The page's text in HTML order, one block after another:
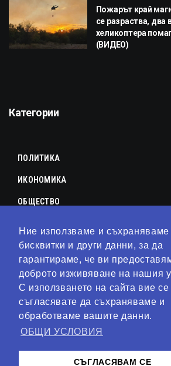
Ние използваме и съхраняваме
бисквитки и други данни, за да
гарантираме, че ви
доброто изживяване на нашия
С използването на сайта вие се
съгласявате да съхраняваме и
обработваме вашите данни.
ОБЩИ УСЛОВИЯ
СЪГЛАСЯВАМ СЕ
Пожарът край
се разраства, два
хеликоптера
(ВИДЕО)
Категории
ПОЛИТИКА
ИКОНОМИКА
ОБЩЕСТВО
КУЛТУРА
ЛАЙФСТАЙЛ
ТЕХНОЛОГИИ
АНАЛИЗИ
СВЯТ